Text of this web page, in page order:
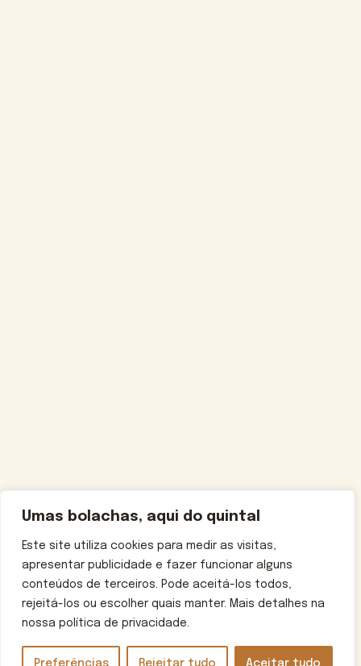
Umas bolachas, aqui do quintal
Este site utiliza cookies para medir as visitas,
apresentar publicidade e fazer funcionar alguns
conteúdos de terceiros. Pode aceitá-los todos,
rejeitá-los ou escolher quais manter. Mais detalhes na
nossa política de privacidade.
Preferências Rejeitar tudo Aceitar tudo